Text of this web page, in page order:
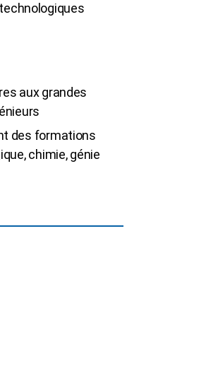
aux grandes
des formations
chimie, génie